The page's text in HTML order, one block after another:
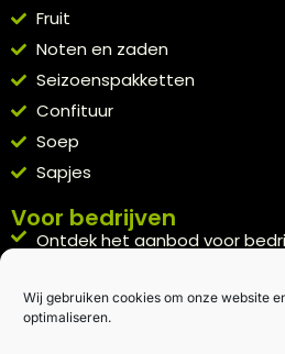
Wij gebruiken cookies om onze website
optimaliseren.
Fruit
Noten en zaden
Seizoenspakketten
Confituur
Soep
Sapjes
Voor bedrijven
Ontdek het aanbod voor
Kennismakingspakket
Blijft op de hoogte